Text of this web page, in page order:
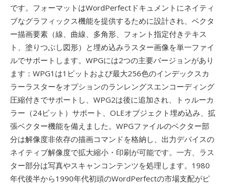
です。フォーマットはWordPerfectドキュメントにネイティ
ブなグラフィックス機能を提供するために設計され、ベクタ
ー描画要素（線、曲線、多角形、フォント指定付きテキス
ト、塗りつぶし図形）と埋め込みラスター画像を単一ファイ
ルでサポートします。WPGには2つの主要バージョンがあり
ます：WPG1は1ビットおよび最大256色のインデックスカ
ラーラスターをオプションのランレングスエンコーディング
圧縮付きでサポートし、WPG2は後に追加され、トゥルーカ
ラー（24ビット）サポート、OLEオブジェクト埋め込み、拡
張ベクター機能を備えました。WPGファイルのベクター部
分は解像度非依存の描画コマンドを格納し、出力デバイスの
ネイティブ解像度で拡大縮小・印刷が可能です。一方、ラス
ター部分は写真やスキャンコンテンツを処理します。1980
年代後半から1990年代初頭のWordPerfectの市場支配がピ